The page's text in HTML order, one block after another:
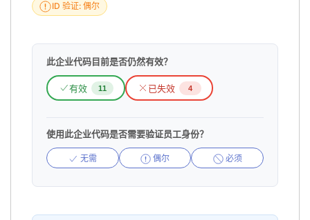
ID 验证: 偶尔
此企业代码目前是否仍然有效？
有效 11 已失效 4
使用此企业代码是否需要验证员工身份？
无需 偶尔 必须